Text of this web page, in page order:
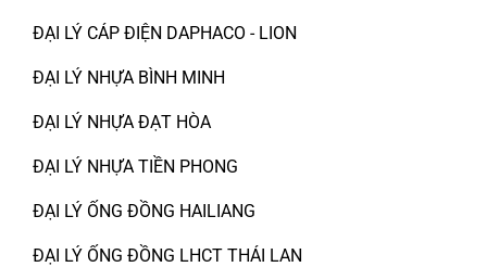
ĐẠI LÝ CÁP ĐIỆN DAPHACO - LION
ĐẠI LÝ NHỰA BÌNH MINH
ĐẠI LÝ NHỰA ĐẠT HÒA
ĐẠI LÝ NHỰA TIỀN PHONG
ĐẠI LÝ ỐNG ĐỒNG HAILIANG
ĐẠI LÝ ỐNG ĐỒNG LHCT THÁI LAN